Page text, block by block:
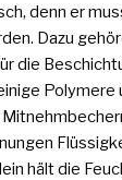
denn er
Dazu
die
hält die